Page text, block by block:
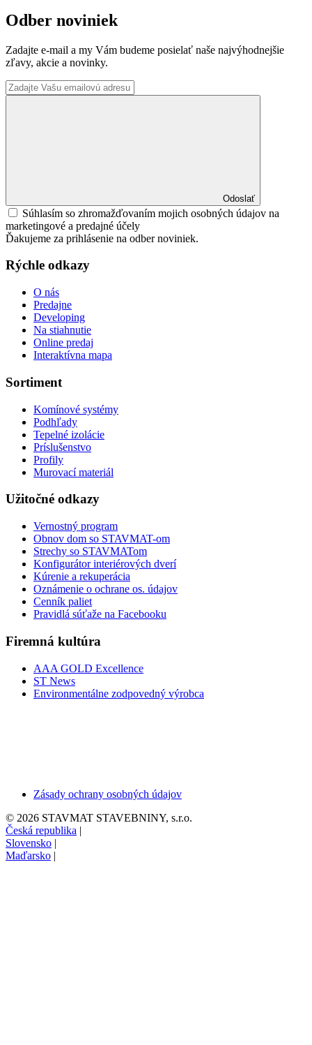
Odber noviniek
Zadajte e-mail a my Vám budeme posielať naše najvýhodnejšie
zľavy, akcie a novinky.
Odoslať
Súhlasím so zhromažďovaním mojich osobných údajov na
marketingové a predajné účely
Ďakujeme za prihlásenie na odber noviniek.
Rýchle odkazy
O nás
Predajne
Developing
Na stiahnutie
Online predaj
Interaktívna mapa
Sortiment
Komínové systémy
Podhľady
Tepelné izolácie
Príslušenstvo
Profily
Murovací materiál
Užitočné odkazy
Vernostný program
Obnov dom so STAVMAT-om
Strechy so STAVMATom
Konfigurátor interiérových dverí
Kúrenie a rekuperácia
Oznámenie o ochrane os. údajov
Cenník paliet
Pravidlá súťaže na Facebooku
Firemná kultúra
AAA GOLD Excellence
ST News
Environmentálne zodpovedný výrobca
Zásady ochrany osobných údajov
© 2026 STAVMAT STAVEBNINY, s.r.o.
Česká republika |
Slovensko |
Maďarsko |